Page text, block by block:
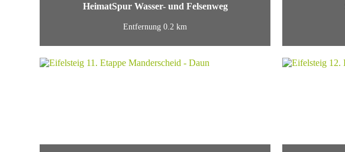
HeimatSpur Wasser- und Felsenweg
Entfernung 0.2 km